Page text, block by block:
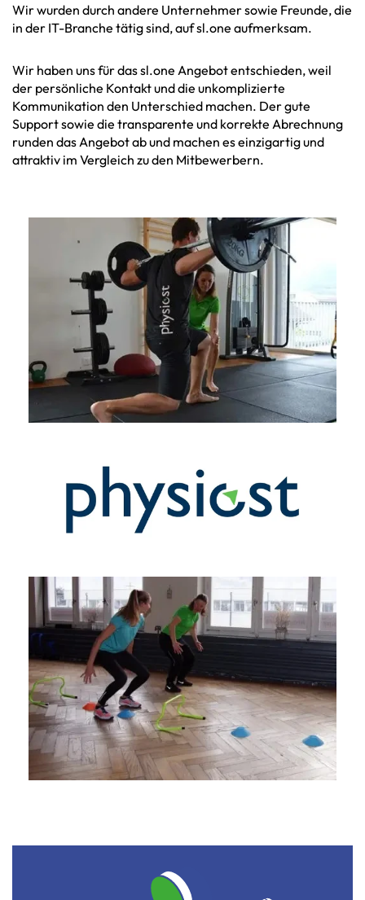
Wir wurden durch andere Unternehmer sowie Freunde, die
in der IT-Branche tätig sind, auf sl.one aufmerksam.
Wir haben uns für das sl.one Angebot entschieden, weil
der persönliche Kontakt und die unkomplizierte
Kommunikation den Unterschied machen. Der gute
Support sowie die transparente und korrekte Abrechnung
runden das Angebot ab und machen es einzigartig und
attraktiv im Vergleich zu den Mitbewerbern.